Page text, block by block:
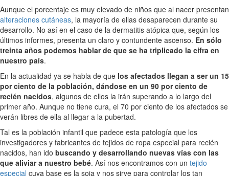
Aunque el porcentaje es muy elevado de niños que al nacer presentan
alteraciones cutáneas, la mayoría de ellas desaparecen durante su
desarrollo. No así en el caso de la dermatitis atópica que, según los
últimos informes, presenta un claro y contundente ascenso. En sólo
treinta años podemos hablar de que se ha triplicado la cifra en
nuestro país.
En la actualidad ya se habla de que los afectados llegan a ser un 15
por ciento de la población, dándose en un 90 por ciento de
recién nacidos, algunos de ellos la irán superando a lo largo del
primer año. Aunque no tiene cura, el 70 por ciento de los afectados se
verán libres de ella al llegar a la pubertad.
Tal es la población infantil que padece esta patología que los
investigadores y fabricantes de tejidos de ropa especial para recién
nacidos, han ido buscando y desarrollando nuevas vías con las
que aliviar a nuestro bebé. Así nos encontramos con un tejido
especial cuya base es la soja y nos sirve para controlar los tan